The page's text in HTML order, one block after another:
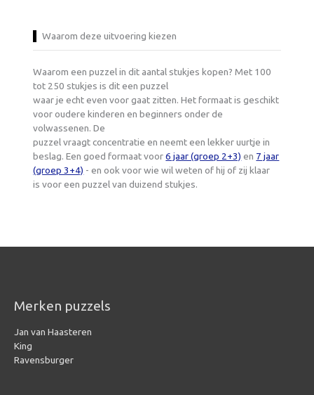
Waarom deze uitvoering kiezen
Waarom een puzzel in dit aantal stukjes kopen? Met 100
tot 250 stukjes is dit een puzzel
waar je echt even voor gaat zitten. Het formaat is geschikt
voor oudere kinderen en beginners onder de
volwassenen. De
puzzel vraagt concentratie en neemt een lekker uurtje in
beslag. Een goed formaat voor6 jaar (groep 2+3) en 7 jaar
(groep 3+4) - en ook voor wie wil weten of hij of zij klaar
is voor een puzzel van duizend stukjes.
Merken puzzels
Jan van Haasteren
King
Ravensburger